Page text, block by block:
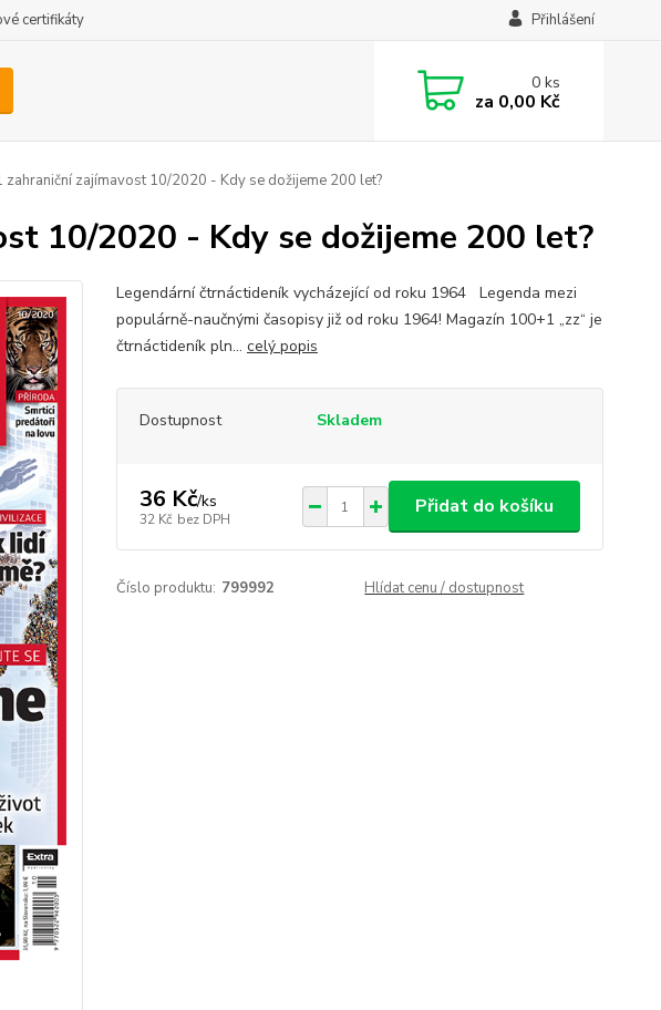
certifikáty Přihlášení
0ks
za 0,00 Kč
zahraniční zajímavost 10/2020 - Kdy se dožijeme 200 let?
10/2020 - Kdy se dožijeme 200 let?
Legendární čtrnáctideník vycházející od roku 1964 Legenda mezi
populárně-naučnými časopisy již od roku 1964! Magazín 100+1 „zz“ je
čtrnáctideník pln... celý popis
Dostupnost Skladem
36 Kč/ks
32 Kč bez DPH
Přidat do košíku
Číslo produktu: 799992 Hlídat cenu / dostupnost